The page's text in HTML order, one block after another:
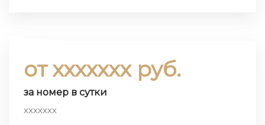
от ххххххх руб.
за номер в сутки
ххххххх